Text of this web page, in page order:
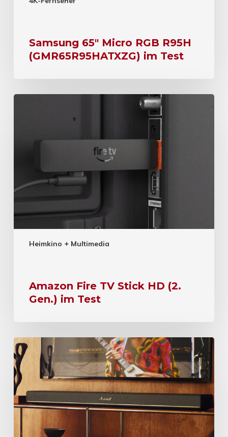
Samsung 65″ Micro RGB R95H
(GMR65R95HATXZG) im Test
Heimkino + Multimedia
Amazon Fire TV Stick HD (2.
Gen.) im Test